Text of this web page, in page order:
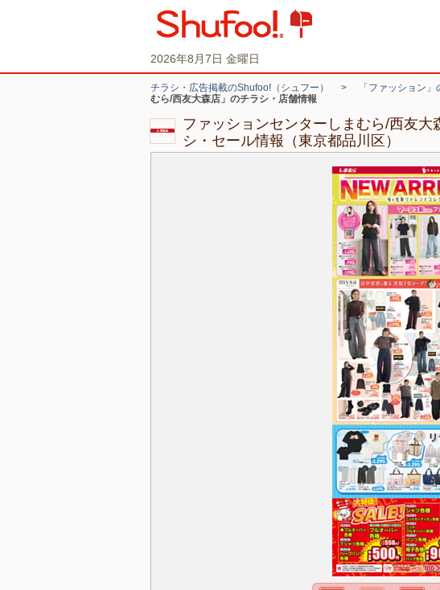
2026年8月7日 金曜日
チラシ・広告掲載のShufoo!（シュフー） > 「ファッション
むら/西友大森店」のチラシ・店舗情報
ファッションセンターしまむら/西友大
シ・セール情報（東京都品川区）